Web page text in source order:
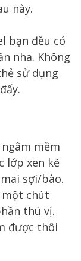
này.
bạn đều có
nha. Không
sử dụng
mềm
lớp xen kẽ
sợi/bào.
một chút
thú vị.
được thôi